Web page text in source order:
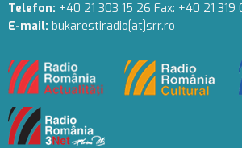
Telefon: +40 21 303 15 26 Fax: +40 21 319
E-mail: bukarestiradio[at]srr.ro